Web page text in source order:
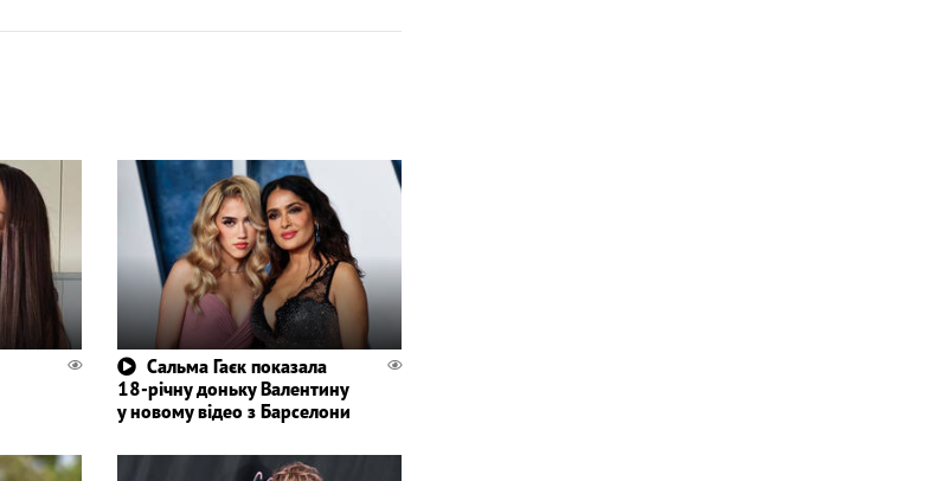
Сальма Гаєк показала
18-річну доньку Валентину
у новому відео з Барселони